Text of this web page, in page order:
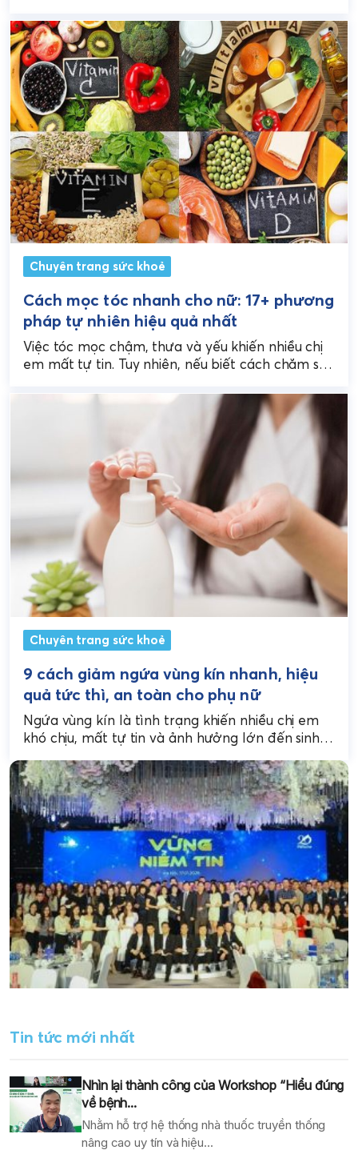
Chuyên trang sức khoẻ
Cách mọc tóc nhanh cho nữ: 17+ phương
pháp tự nhiên hiệu quả nhất
Việc tóc mọc chậm, thưa và yếu khiến nhiều chị
em mất tự tin. Tuy nhiên, nếu biết cách chăm sóc
Chuyên trang sức khoẻ
9 cách giảm ngứa vùng kín nhanh, hiệu
quả tức thì, an toàn cho phụ nữ
Ngứa vùng kín là tình trạng khiến nhiều chị em
khó chịu, mất tự tin và ảnh hưởng lớn đến sinh
Tin tức mới nhất
Nhìn lại thành công của Workshop “Hiểu đúng
về bệnh...
Nhằm hỗ trợ hệ thống nhà thuốc truyền thống
nâng cao uy tín và hiệu...